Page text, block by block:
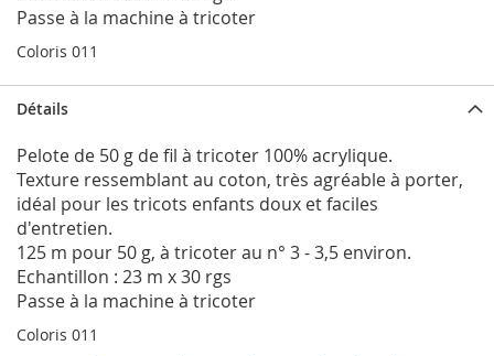
Passe à la machine à tricoter
Coloris 011
Détails
Pelote de 50 g de fil à tricoter 100% acrylique.
Texture ressemblant au coton, très agréable à porter,
idéal pour les tricots enfants doux et faciles
d'entretien.
125 m pour 50 g, à tricoter au n° 3 - 3,5 environ.
Echantillon : 23 m x 30 rgs
Passe à la machine à tricoter
Coloris 011